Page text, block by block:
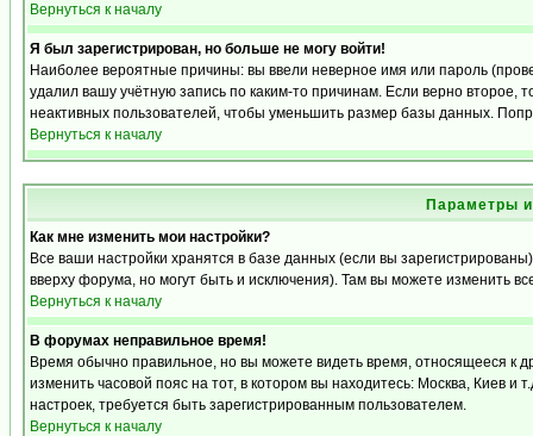
Вернуться к началу
Я был зарегистрирован, но больше не могу войти!
Наиболее вероятные причины: вы ввели неверное имя или пароль
удалил вашу учётную запись по каким-то причинам. Если верно
неактивных пользователей, чтобы уменьшить размер базы данных.
Вернуться к началу
Параметры
Как мне изменить мои настройки?
Все ваши настройки хранятся в базе данных (если вы
вверху форума, но могут быть и исключения). Там вы можете изменить
Вернуться к началу
В форумах неправильное время!
Время обычно правильное, но вы можете видеть время, относящееся к
изменить часовой пояс на тот, в котором вы находитесь: Москва, Киев
настроек, требуется быть зарегистрированным пользователем.
Вернуться к началу